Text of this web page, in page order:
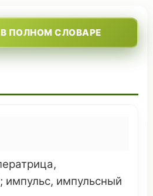
ПОЛНОМ СЛОВАРЕ
,
; импульс, импульсный